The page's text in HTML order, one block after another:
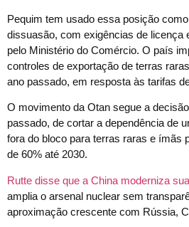
Pequim tem usado essa posição
dissuasão, com exigências de licença
pelo Ministério do Comércio. O país
controles de exportação de terras
ano passado, em resposta às tarifas
O movimento da Otan segue a
passado, de cortar a dependência de
fora do bloco para terras raras e ímãs
de 60% até 2030.
Rutte disse que a China moderniza
amplia o arsenal nuclear sem
aproximação crescente com Rússia,